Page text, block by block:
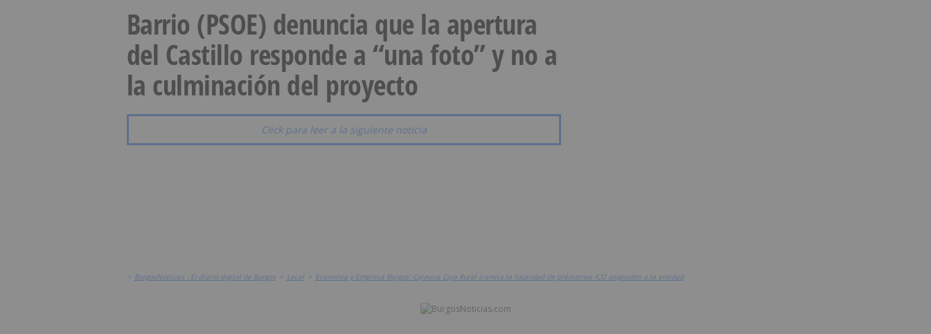
Barrio (PSOE) denuncia que la apertura
del Castillo responde a “una foto” y no a
la culminación del proyecto
Click para leer a la siguiente noticia
> BurgosNoticias - El diario digital de Burgos > Local > Economía y Empresa Burgos: Cajaviva Caja Rural tramita la totalidad de préstamos ICO asignados a la entidad